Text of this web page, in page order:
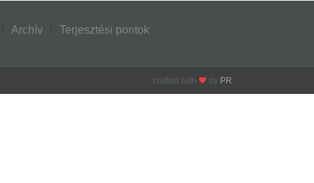
Archív Terjesztési pontok
crafted with by PR